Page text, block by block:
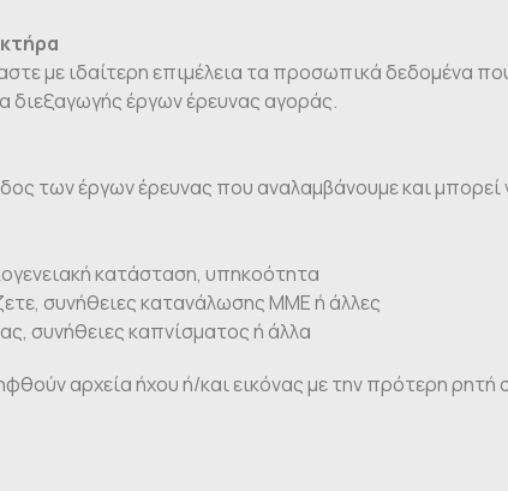
με ιδαίτερη επιμέλεια τα προσωπικά δεδομένα
διεξαγωγής έργων έρευνας αγοράς.
των έργων έρευνας που αναλαμβάνουμε και μπορεί
κατάσταση, υπηκοότητα
συνήθειες κατανάλωσης ΜΜΕ ή άλλες
συνήθειες καπνίσματος ή άλλα
αρχεία ήχου ή/και εικόνας με την πρότερη ρητή